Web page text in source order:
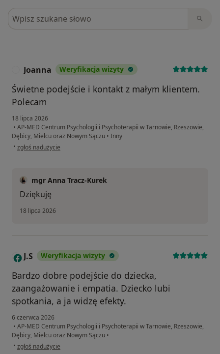
Szukaj w opiniach
Joanna Weryfikacja wizyty
Świetne podejście i kontakt z małym klientem.
Polecam
18 lipca 2026
• AP-MED Centrum Psychologii i Psychoterapii w Tarnowie, Rzeszowie,
Dębicy, Mielcu oraz Nowym Sączu • Inny
• w opinii użytkownika Joanna
zgłoś nadużycie
mgr Anna Tracz-Kurek
Dziękuję
18 lipca 2026
J J.S Weryfikacja wizyty
Bardzo dobre podejście do dziecka,
zaangażowanie i empatia. Dziecko lubi
spotkania, a ja widzę efekty.
6 czerwca 2026
• AP-MED Centrum Psychologii i Psychoterapii w Tarnowie, Rzeszowie,
Dębicy, Mielcu oraz Nowym Sączu •
• w opinii użytkownika J.S
zgłoś nadużycie